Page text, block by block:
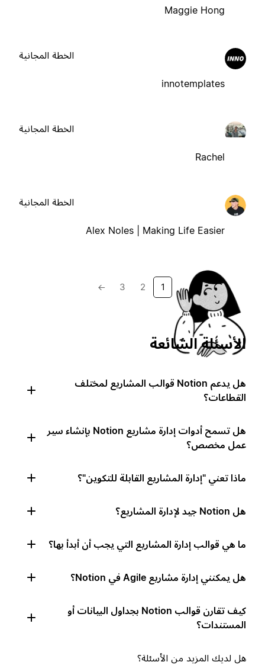
Maggie Hong
innotemplates
الخطة المجانية
Rachel
الخطة المجانية
Alex Noles | Making Life Easier
الخطة المجانية
1
2
3
→
الأسئلة الشائعة
هل يدعم Notion قوالب المشاريع لمختلف
القطاعات؟
هل تسمح أدوات إدارة مشاريع Notion بإنشاء سير
عمل مخصص؟
ماذا تعني "إدارة المشاريع القابلة للتكوين"؟
هل Notion جيد لإدارة المشاريع؟
ما هي قوالب إدارة المشاريع التي يجب أن أبدأ بها؟
هل يمكنني إدارة مشاريع Agile في Notion؟
كيف تقارن قوالب Notion بجداول البيانات أو
المستندات؟
هل لديك المزيد من الأسئلة؟